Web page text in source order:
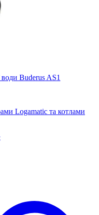
Buderus AS1
Logamatic та котлами